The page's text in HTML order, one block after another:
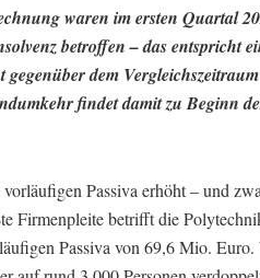
waren im ersten Quartal
betroffen – das entspricht
dem
findet damit zu Beginn
Passiva erhöht – und
Firmenpleite betrifft die
Passiva von 69,6 Mio. Euro.